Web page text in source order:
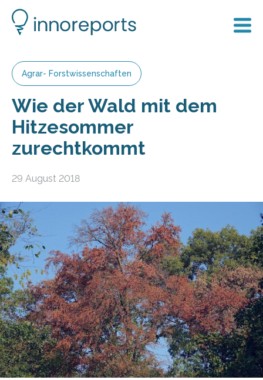
Agrar- Forstwissenschaften
Wie der Wald mit dem
Hitzesommer
zurechtkommt
29 August 2018